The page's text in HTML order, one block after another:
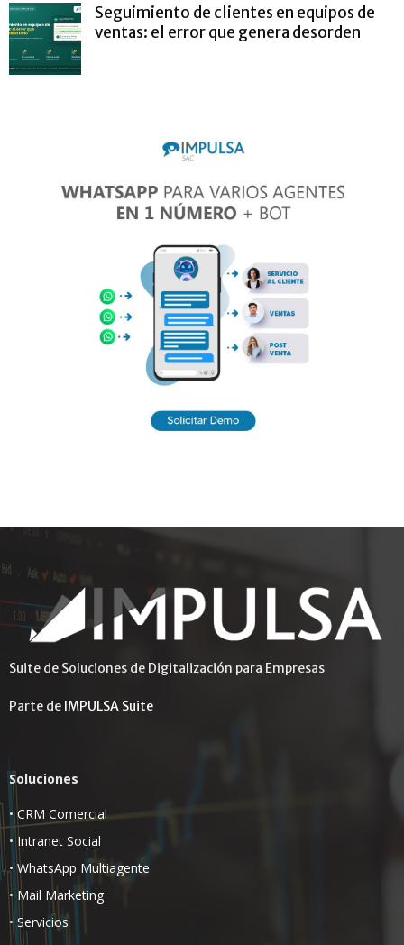
Seguimiento de clientes en equipos de
ventas: el error que genera desorden
Suite de Soluciones de Digitalización para Empresas
Parte de IMPULSA Suite
Soluciones
•CRM Comercial
• Intranet Social
• WhatsApp Multiagente
• Mail Marketing
• Servicios